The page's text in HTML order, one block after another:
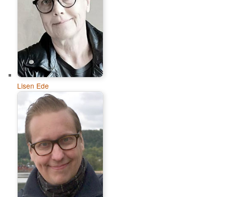
Lisen Ede